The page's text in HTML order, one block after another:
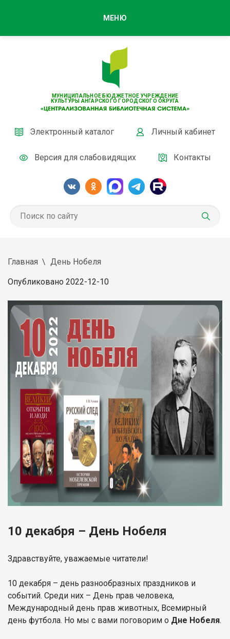
МУНИЦИПАЛЬНОЕ БЮДЖЕТНОЕ УЧРЕЖДЕНИЕ
КУЛЬТУРЫ АНГАРСКОГО ГОРОДСКОГО ОКРУГА
Электронный каталог Личный кабинет
Версия для слабовидящих Контакты
МЕНЮ
Главная День Нобеля
Опубликовано 2022-12-10
10 декабря – День Нобеля
Здравствуйте, уважаемые читатели!
10 декабря – день разнообразных праздников и
событий. Среди них – День прав человека,
Международный день прав животных, Всемирный
день футбола. Но мы с вами поговорим о Дне Нобеля.